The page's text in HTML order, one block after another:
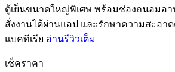
ตู้เย็นขนาดใหญ่พิเศษ พร้อมช่องถนอมอ
สั่งงานได้ผ่านแอป และรักษาความสะอา
แบคทีเรีย อ่านรีวิวเต็ม
เช็คราคา